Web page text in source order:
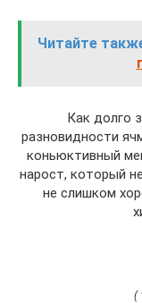
Читайте
Как долго
разновидности
коньюктивный
нарост, который
не слишком
(